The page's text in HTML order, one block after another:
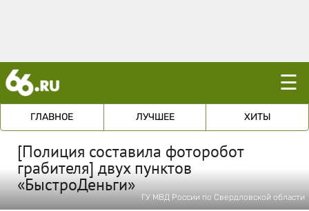
☰
ГЛАВНОЕ ЛУЧШЕЕ ХИТЫ
[Полиция составила фоторобот
грабителя] двух пунктов
«БыстроДеньги»
ГУ МВД России по Свердловской области